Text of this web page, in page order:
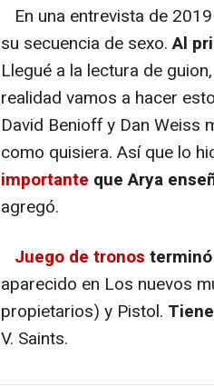
En una entrevista de
su secuencia de sexo.Al
Llegué a la lectura de
realidad vamos a hacer
David Benioff y Dan Weiss
como quisiera. Así que lo
importante que Arya
agregó.
Juego de tronos
aparecido en Los nuevos
propietarios) y Pistol.
V. Saints.